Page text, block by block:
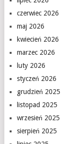
czerwiec 2026
maj 2026
kwiecień 2026
marzec 2026
luty 2026
styczeń 2026
grudzień 2025
listopad 2025
wrzesień 2025
sierpień 2025